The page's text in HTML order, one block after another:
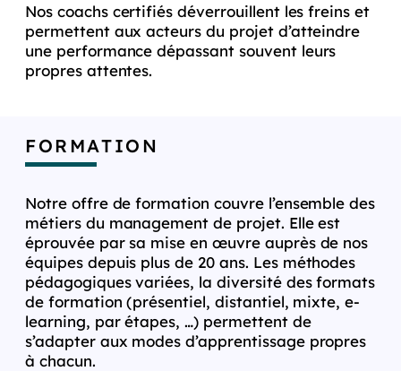
Nos coachs certifiés déverrouillent les freins et
permettent aux acteurs du projet d’atteindre
une performance dépassant souvent leurs
propres attentes.
FORMATION
Notre offre de formation couvre l’ensemble des
métiers du management de projet. Elle est
éprouvée par sa mise en œuvre auprès de nos
équipes depuis plus de 20 ans. Les méthodes
pédagogiques variées, la diversité des formats
de formation (présentiel, distantiel, mixte, e-
learning, par étapes, …) permettent de
s’adapter aux modes d’apprentissage propres
à chacun.